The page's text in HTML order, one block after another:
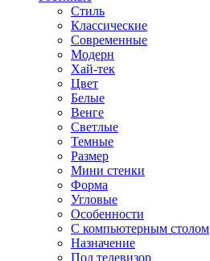
Стиль
Классические
Современные
Модерн
Хай-тек
Цвет
Белые
Венге
Светлые
Темные
Размер
Мини стенки
Форма
Угловые
Особенности
С компьютерным столом
Назначение
Под телевизор